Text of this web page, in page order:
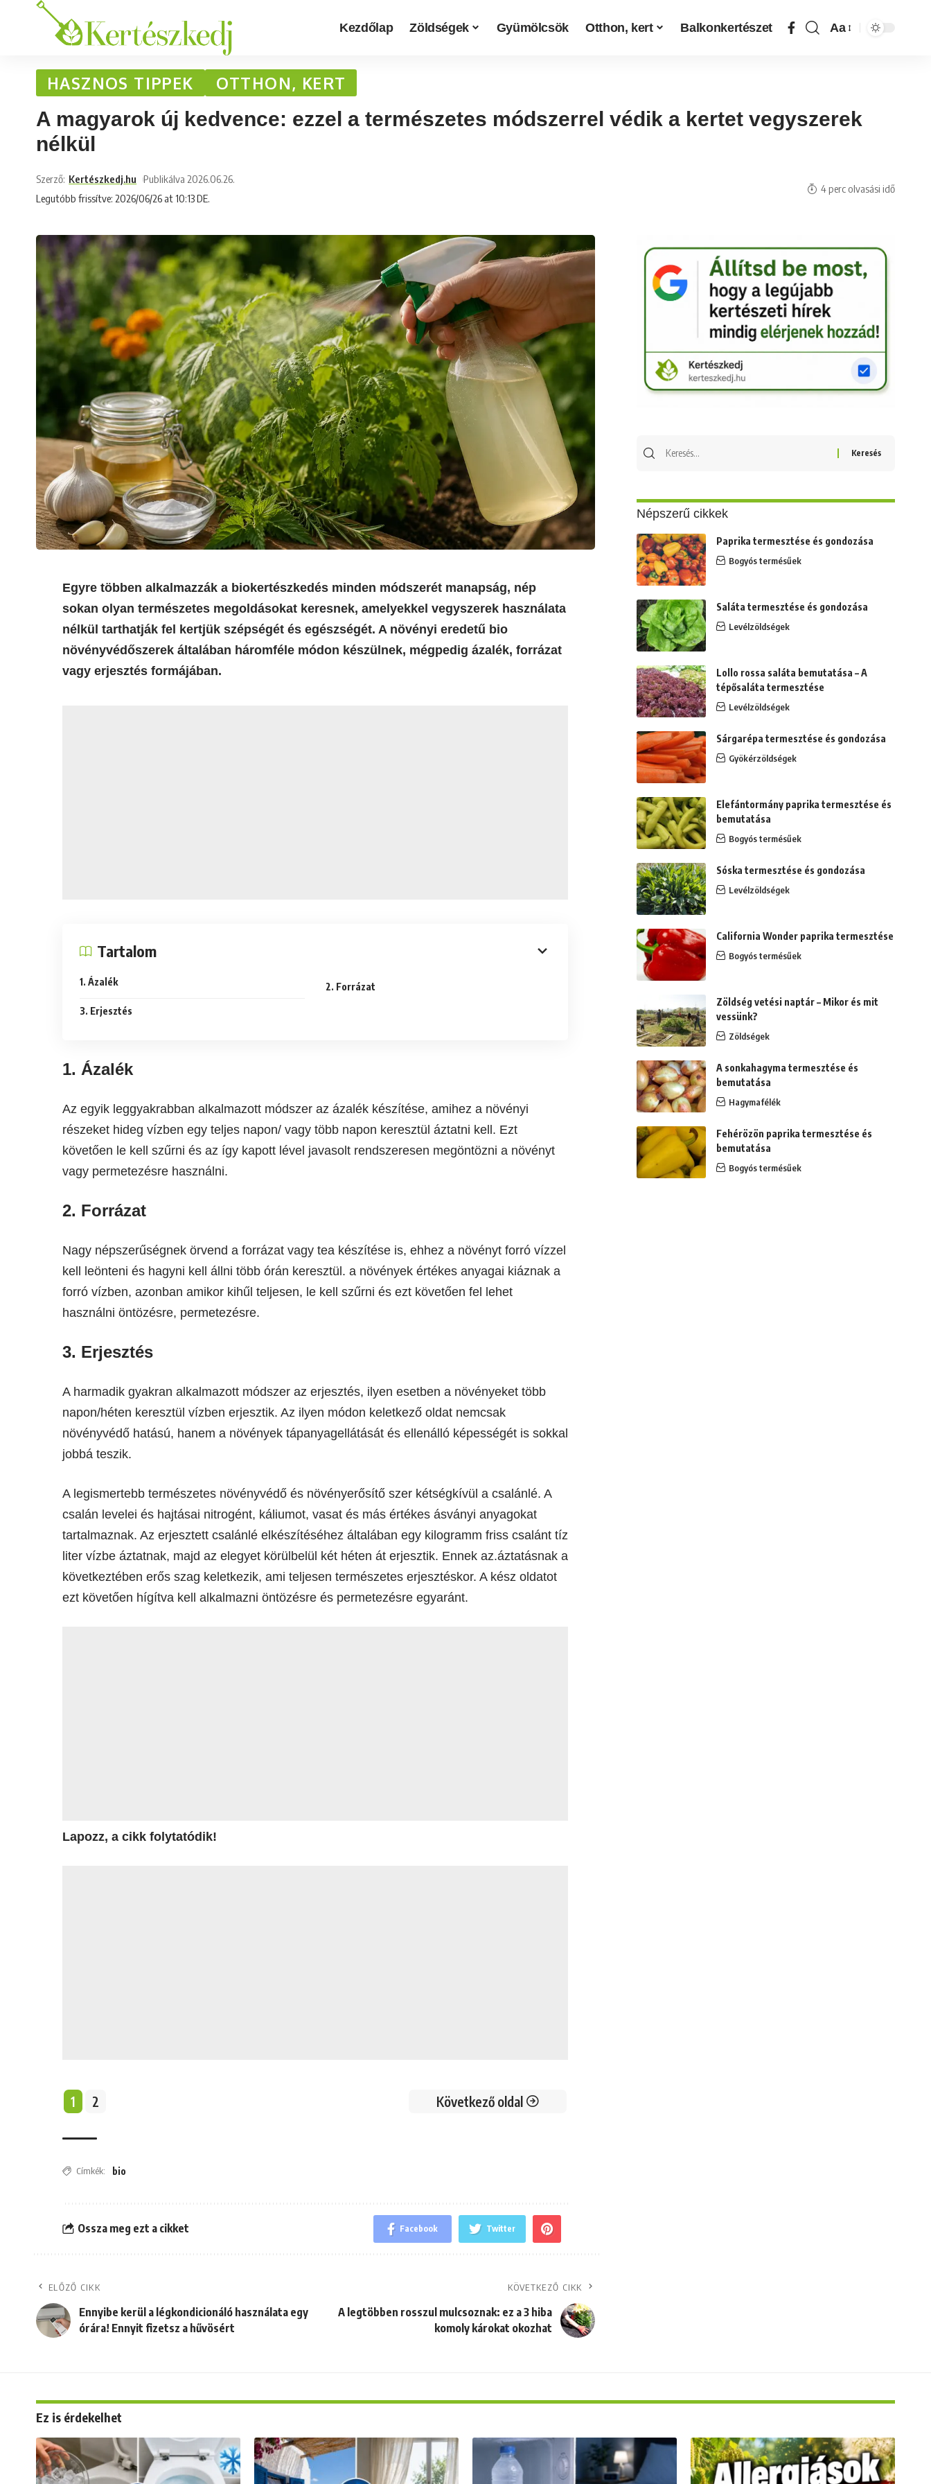
Kezdőlap Zöldségek Gyümölcsök Otthon, kert Balkonkertészet Aa
HASZNOS TIPPEK OTTHON, KERT
A magyarok új kedvence: ezzel a természetes módszerrel védik a kertet vegyszerek
nélkül
Legutóbb frissítve: 2026/06/26 at 10:13 DE.
Szerző: Kertészkedj.hu Publikálva 2026.06.26.
4 perc olvasási idő
Egyre többen alkalmazzák a biokertészkedés minden módszerét manapság, nép
sokan olyan természetes megoldásokat keresnek, amelyekkel vegyszerek használata
nélkül tarthatják fel kertjük szépségét és egészségét. A növényi eredetű bio
növényvédőszerek általában háromféle módon készülnek, mégpedig ázalék, forrázat
vagy erjesztés formájában.
Tartalom
1. Ázalék 2. Forrázat
3. Erjesztés
1. Ázalék
Az egyik leggyakrabban alkalmazott módszer az ázalék készítése, amihez a növényi
részeket hideg vízben egy teljes napon/ vagy több napon keresztül áztatni kell. Ezt
követően le kell szűrni és az így kapott lével javasolt rendszeresen megöntözni a növényt
vagy permetezésre használni.
2. Forrázat
Nagy népszerűségnek örvend a forrázat vagy tea készítése is, ehhez a növényt forró vízzel
kell leönteni és hagyni kell állni több órán keresztül. a növények értékes anyagai kiáznak a
forró vízben, azonban amikor kihűl teljesen, le kell szűrni és ezt követően fel lehet
használni öntözésre, permetezésre.
3. Erjesztés
A harmadik gyakran alkalmazott módszer az erjesztés, ilyen esetben a növényeket több
napon/héten keresztül vízben erjesztik. Az ilyen módon keletkező oldat nemcsak
növényvédő hatású, hanem a növények tápanyagellátását és ellenálló képességét is sokkal
jobbá teszik.
A legismertebb természetes növényvédő és növényerősítő szer kétségkívül a csalánlé. A
csalán levelei és hajtásai nitrogént, káliumot, vasat és más értékes ásványi anyagokat
tartalmaznak. Az erjesztett csalánlé elkészítéséhez általában egy kilogramm friss csalánt tíz
liter vízbe áztatnak, majd az elegyet körülbelül két héten át erjesztik. Ennek az.áztatásnak a
következtében erős szag keletkezik, ami teljesen természetes erjesztéskor. A kész oldatot
ezt követően hígítva kell alkalmazni öntözésre és permetezésre egyaránt.
Lapozz, a cikk folytatódik!
1 2 Következő oldal
Címkék: bio
Ossza meg ezt a cikket Facebook Twitter
ELŐZŐ CIKK
Ennyibe kerül a légkondicionáló használata egy
órára! Ennyit fizetsz a hűvösért
KÖVETKEZŐ CIKK
A legtöbben rosszul mulcsoznak: ez a 3 hiba
komoly károkat okozhat
Népszerű cikkek
Paprika termesztése és gondozása
Bogyós termésűek
Saláta termesztése és gondozása
Levélzöldségek
Lollo rossa saláta bemutatása – A
tépősaláta termesztése
Levélzöldségek
Sárgarépa termesztése és gondozása
Gyökérzöldségek
Elefántormány paprika termesztése és
bemutatása
Bogyós termésűek
Sóska termesztése és gondozása
Levélzöldségek
California Wonder paprika termesztése
Bogyós termésűek
Zöldség vetési naptár – Mikor és mit
vessünk?
Zöldségek
A sonkahagyma termesztése és
bemutatása
Hagymafélék
Fehérözön paprika termesztése és
bemutatása
Bogyós termésűek
Ez is érdekelhet